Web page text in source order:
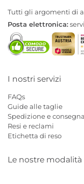
Tutti gli argomenti di
Posta elettronica:
I nostri servizi
FAQs
Guide alle taglie
Spedizione e consegna
Resi e reclami
Etichetta di reso
Le nostre